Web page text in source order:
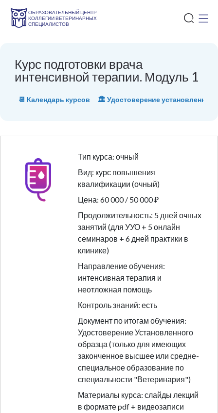
ОБРАЗОВАТЕЛЬНЫЙ ЦЕНТР
КОЛЛЕГИИ ВЕТЕРИНАРНЫХ
СПЕЦИАЛИСТОВ
Курс подготовки врача
интенсивной терапии. Модуль 1
📆 Календарь курсов 🏛 Удостоверение
Тип курса: очный
Вид: курс повышения
квалификации (очный)
Цена: 60 000 / 50 000 ₽
Продолжительность: 5 дней очных
занятий (для УУО + 5 онлайн
семинаров + 6 дней практики в
клинике)
Направление обучения:
интенсивная терапия и
неотложная помощь
Контроль знаний: есть
Документ по итогам обучения:
Удостоверение Установленного
образца (только для имеющих
законченное высшее или средне-
специальное образование по
специальности "Ветеринария")
Материалы курса: слайды лекций
в формате pdf + видеозаписи